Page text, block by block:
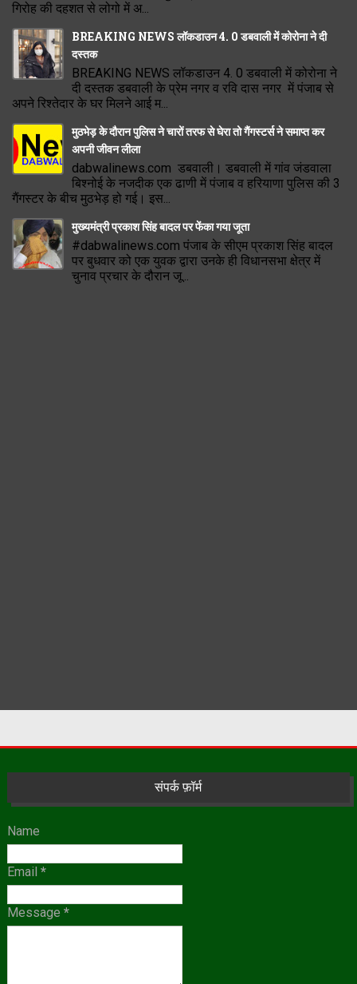
गिरोह की दहशत से लोगो में अ...
BREAKING NEWS लॉकडाउन 4. 0 डबवाली में कोरोना ने दी
दस्तक
BREAKING NEWS लॉकडाउन 4. 0 डबवाली में कोरोना ने
दी दस्तक डबवाली के प्रेम नगर व रवि दास नगर में पंजाब से
अपने रिश्तेदार के घर मिलने आई म...
मुठभेड़ के दौरान पुलिस ने चारों तरफ से घेरा तो गैंगस्टर्स ने समाप्त कर
अपनी जीवन लीला
dabwalinews.com डबवाली। डबवाली में गांव जंडवाला
बिश्नोई के नजदीक एक ढाणी में पंजाब व हरियाणा पुलिस की 3
गैंगस्टर के बीच मुठभेड़ हो गई। इस...
मुख्यमंत्री प्रकाश सिंह बादल पर फेंका गया जूता
#dabwalinews.com पंजाब के सीएम प्रकाश सिंह बादल
पर बुधवार को एक युवक द्वारा उनके ही विधानसभा क्षेत्र में
चुनाव प्रचार के दौरान जू...
संपर्क फ़ॉर्म
Name
Email *
Message *